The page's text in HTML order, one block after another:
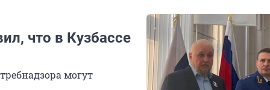
что в Кузбассе
могут